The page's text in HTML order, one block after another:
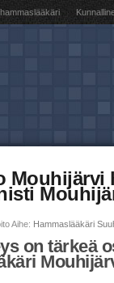
hammaslääkäri
Mouhijärvi
Aihe: Hammaslääkäri
on tärkeä